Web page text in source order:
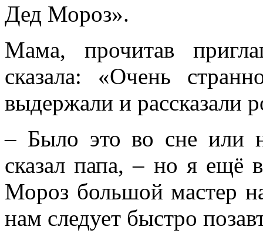
Дед Мороз».
Мама, прочитав
сказала: «Очень
выдержали и рассказали
– Было это во сне или
сказал папа, – но я ещё
Мороз большой мастер
нам следует быстро